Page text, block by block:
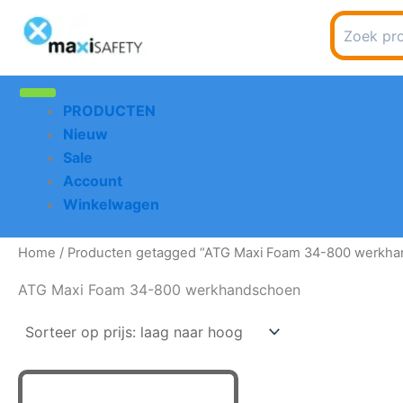
naar
inhoud
Search
for:
PRODUCTEN
Nieuw
Sale
Account
Winkelwagen
Home / Producten getagged “ATG Maxi Foam 34-800
ATG Maxi Foam 34-800 werkhandschoen